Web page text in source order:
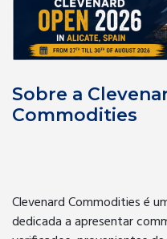
Sobre a
Commodities
Clevenard Commodities é
dedicada a apresentar